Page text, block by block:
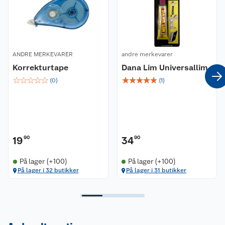
ANDRE MERKEVARER
Korrekturtape
☆☆☆☆☆ (0)
1990
På lager (+100)
På lager i 32 butikker
andre merkevarer
Dana Lim Universallim
☆☆☆☆☆ (1)
3490
På lager (+100)
På lager i 31 butikker